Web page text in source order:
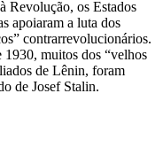
Revolução, os Estados
apoiaram a luta dos
contrarrevolucionários.
muitos dos “velhos
de Lênin, foram
de Josef Stalin.